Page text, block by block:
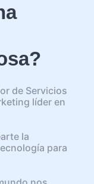
de Servicios
líder en
la
para